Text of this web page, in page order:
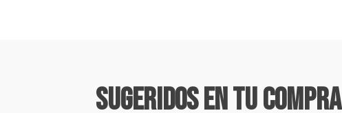
Sugeridos En Tu Compra